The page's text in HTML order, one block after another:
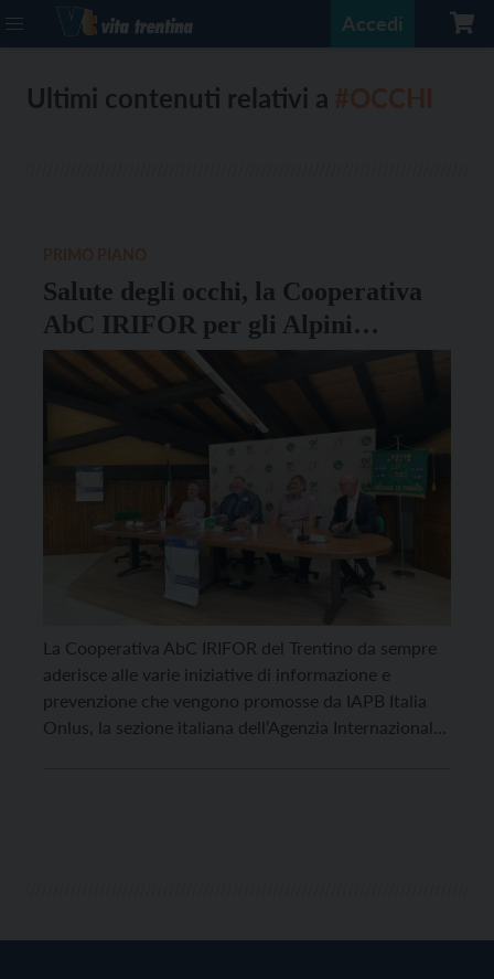
Accedi
Ultimi contenuti relativi a
Salute degli occhi, la Cooperativa
AbC IRIFOR per gli Alpini
Trentini
La Cooperativa AbC IRIFOR del Trentino da sempre
aderisce alle varie iniziative di informazione e
prevenzione che vengono promosse da IAPB Italia
Onlus, la sezione italiana dell’Agenzia Internazionale